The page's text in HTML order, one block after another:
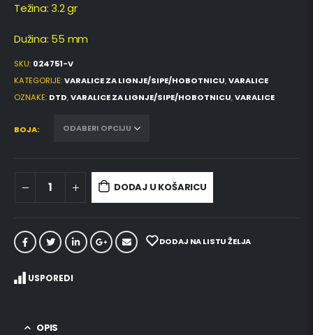
Težina: 3.2 gr
Dužina: 55 mm
SKU: 024751-V
KATEGORIJE:VARALICE ZA LIGNJE/SIPE/HOBOTNICU,VARALICE
OZNAKE: DTD,VARALICE ZA LIGNJE/SIPE/HOBOTNICU,VARALICE
BOJA
DODAJ U KOŠARICU
DODAJ NA LISTU ŽELJA
USPOREDI
OPIS